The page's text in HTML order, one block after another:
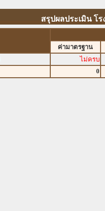
สรุปผลประเมิน โ
ค่ามาตรฐาน
ไม่ครบ
0